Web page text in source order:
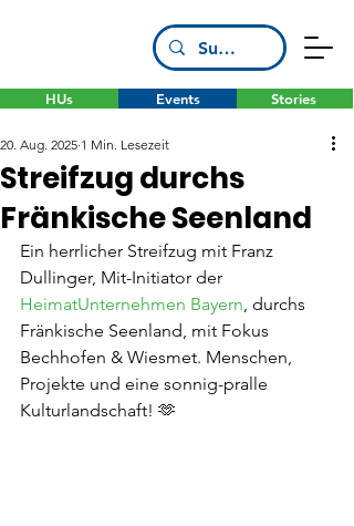
HUs Stories
Events
Streifzug durchs
Fränkische Seenland
20. Aug. 2025 1 Min. Lesezeit
Ein herrlicher Streifzug mit Franz
Dullinger, Mit-Initiator der
HeimatUnternehmen Bayern, durchs
Fränkische Seenland, mit Fokus
Bechhofen & Wiesmet. Menschen,
Projekte und eine sonnig-pralle
Kulturlandschaft! 🫶